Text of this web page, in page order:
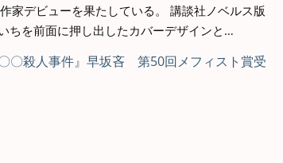
家デビューを果たしている。 講談社ノベルス版
ちを前面に押し出したカバーデザインと…